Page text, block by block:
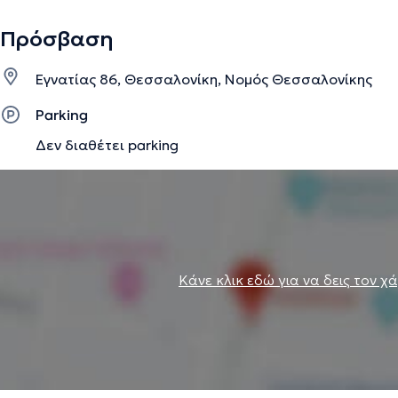
Πρόσβαση
Εγνατίας 86, Θεσσαλονίκη, Νομός Θεσσαλονίκης
Parking
Δεν διαθέτει parking
Κάνε κλικ εδώ για να δεις τον